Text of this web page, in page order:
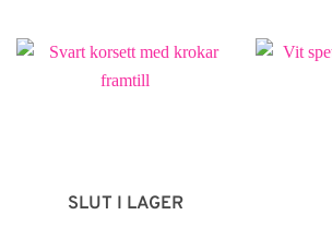
SLUT I LAGER